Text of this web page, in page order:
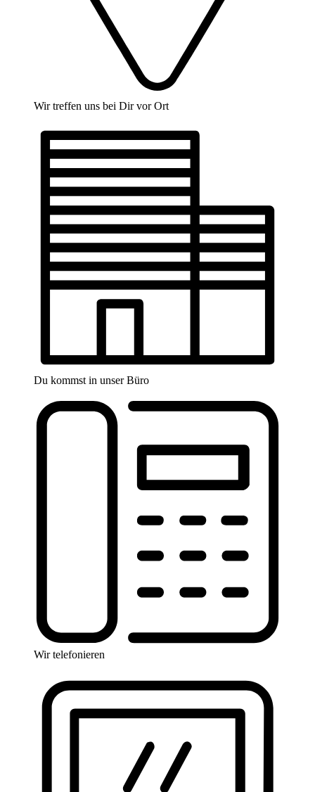
Wir treffen uns bei Dir vor Ort
Du kommst in unser Büro
Wir telefonieren